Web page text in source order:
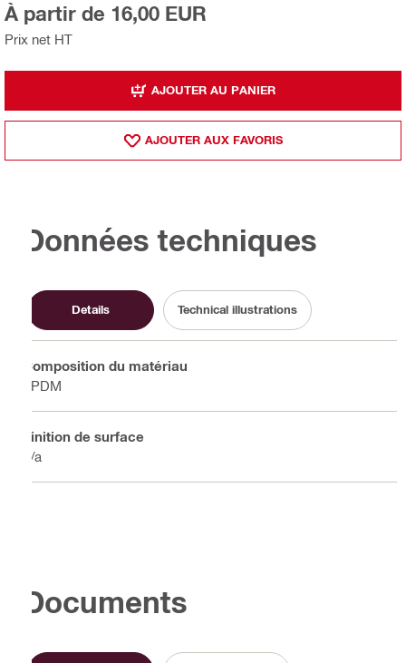
Prix net HT
À partir de 16,00 EUR
AJOUTER AU PANIER
AJOUTER AUX FAVORIS
Données techniques
Details Technical illustrations
Composition du matériau
EPDM
Finition de surface
n/a
Documents